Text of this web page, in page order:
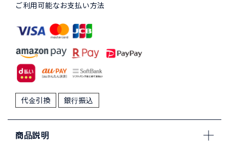
ご利用可能なお支払い方法
代金引換 銀行振込
商品説明